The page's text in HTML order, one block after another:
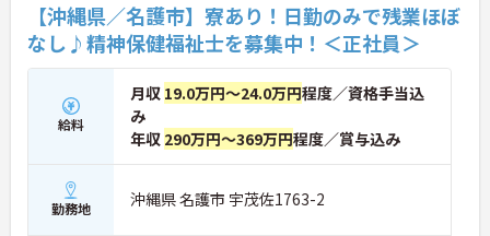
【沖縄県／名護市】寮あり！日勤のみで残業ほぼ
なし♪精神保健福祉士を募集中！＜正社員＞
給料
月収 19.0万円～24.0万円程度／資格手当込
み
年収 290万円～369万円程度／賞与込み
勤務地 沖縄県 名護市 宇茂佐1763-2